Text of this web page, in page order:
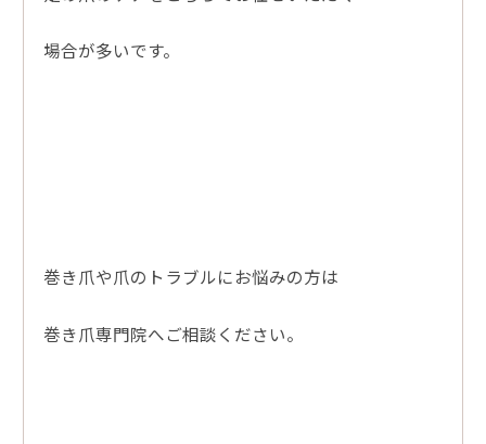
場合が多いです。
巻き爪や爪のトラブルにお悩みの方は
巻き爪専門院へご相談ください。